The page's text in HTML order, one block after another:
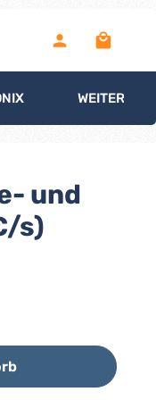
WEITERE
und
s)
ein oder